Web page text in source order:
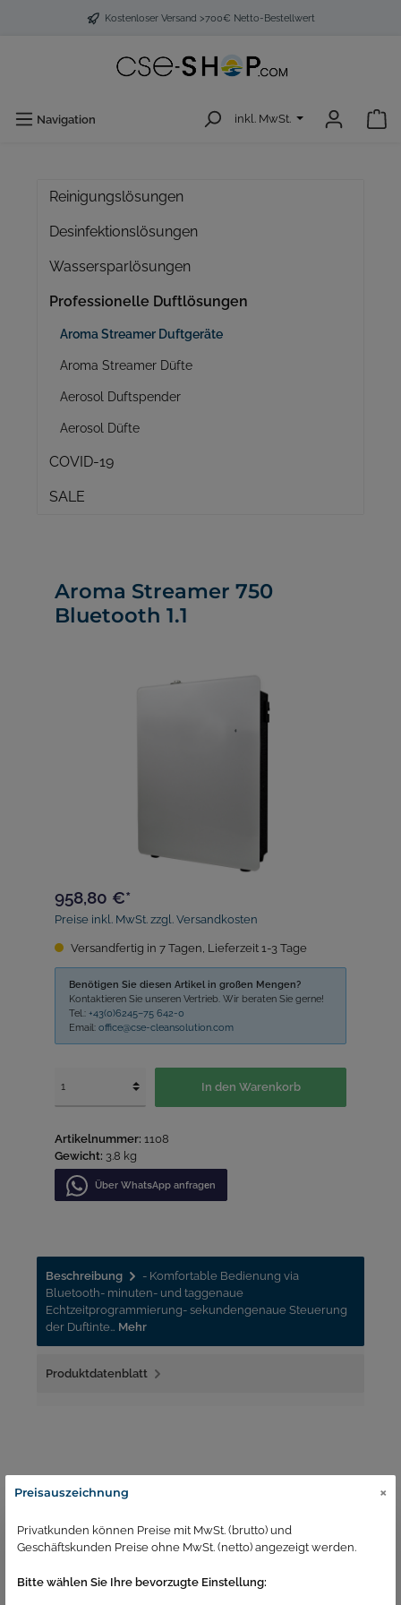
Kostenloser Versand >700€ Netto-Bestellwert
Navigation inkl. MwSt.
Reinigungslösungen
Desinfektionslösungen
Wassersparlösungen
Professionelle Duftlösungen
Aroma Streamer Duftgeräte
Aroma Streamer Düfte
Aerosol Duftspender
Aerosol Düfte
COVID-19
SALE
Aroma Streamer 750
Bluetooth 1.1
958,80 €*
Preise inkl. MwSt. zzgl. Versandkosten
Versandfertig in 7 Tagen, Lieferzeit 1-3 Tage
Benötigen Sie diesen Artikel in großen Mengen?
Kontaktieren Sie unseren Vertrieb. Wir beraten Sie gerne!
Tel.: +43(0)6245–75 642-0
Email: office@cse-cleansolution.com
In den Warenkorb
Artikelnummer: 1108
Gewicht: 3.8 kg
Über WhatѕApp anfragеn
Beschreibung
- Komfortable Bedienung via
Bluetooth- minuten- und taggenaue
Echtzeitprogrammierung- sekundengenaue Steuerung
der Duftinte… Mehr
Produktdatenblatt
Ähnliche Artikel
Preisauszeichnung ×
Privatkunden können Preise mit MwSt. (brutto) und
Geschäftskunden Preise ohne MwSt. (netto) angezeigt werden.
Bitte wählen Sie Ihre bevorzugte Einstellung: